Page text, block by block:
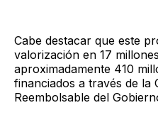
Cabe destacar que este
valorización en 17
aproximadamente 410
financiados a través de la
Reembolsable del